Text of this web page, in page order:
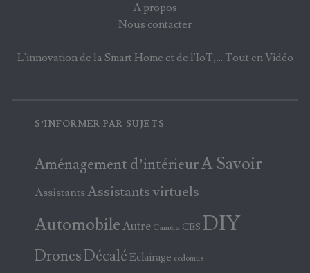
A propos
Nous contacter
L'innovation de la Smart Home et de l'IoT,... Tout en Vidéo
S’INFORMER PAR SUJETS
Aménagement d’intérieurA Savoir
AssistantsAssistants virtuels
AutomobileAutre Caméra CES DIY
DronesDécalé Eclairage eedomus